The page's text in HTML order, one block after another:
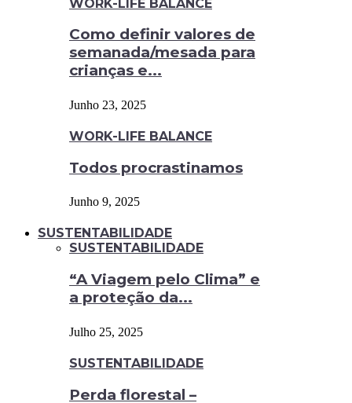
WORK-LIFE BALANCE
Como definir valores de
semanada/mesada para
crianças e...
Junho 23, 2025
WORK-LIFE BALANCE
Todos procrastinamos
Junho 9, 2025
SUSTENTABILIDADE
SUSTENTABILIDADE
“A Viagem pelo Clima” e
a proteção da...
Julho 25, 2025
SUSTENTABILIDADE
Perda florestal –